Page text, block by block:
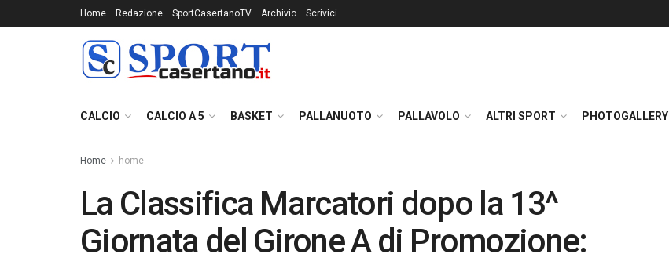
Home Redazione SportCasertanoTV Archivio Scrivici
CALCIO CALCIO A 5 BASKET PALLANUOTO PALLAVOLO ALTRI SPORT PHOTOGALLERY
Home home
La Classifica Marcatori dopo la 13^
Giornata del Girone A di Promozione: